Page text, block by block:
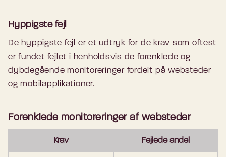
Hyppigste fejl
De hyppigste fejl er et udtryk for de krav som oftest
er fundet fejlet i henholdsvis de forenklede og
dybdegående monitoreringer fordelt på websteder
og mobilapplikationer.
Forenklede monitoreringer af websteder
Krav Fejlede andel